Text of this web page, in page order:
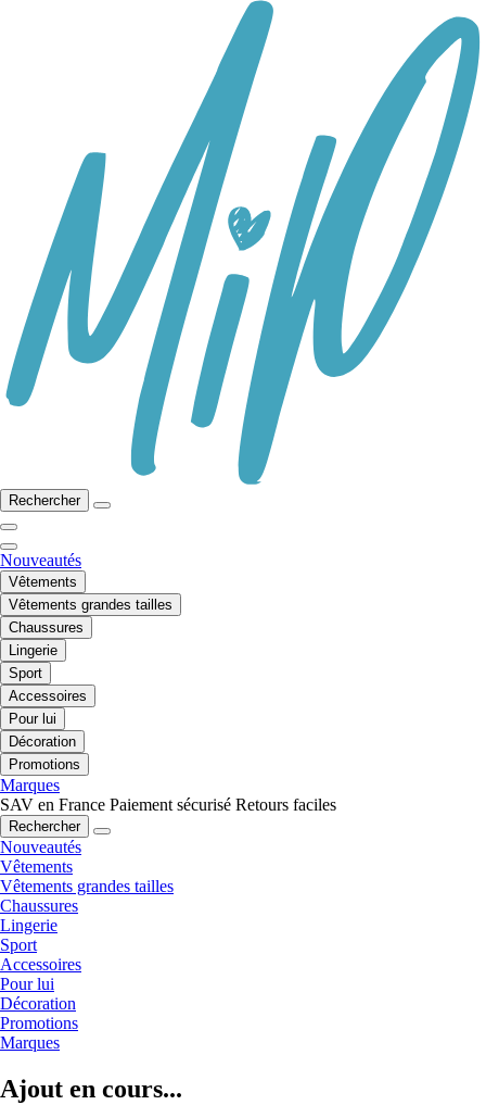
Rechercher
Nouveautés
Vêtements
Vêtements grandes tailles
Chaussures
Lingerie
Sport
Accessoires
Pour lui
Décoration
Promotions
Marques
SAV en France Paiement sécurisé Retours faciles
Rechercher
Nouveautés
Vêtements
Vêtements grandes tailles
Chaussures
Lingerie
Sport
Accessoires
Pour lui
Décoration
Promotions
Marques
Ajout en cours...